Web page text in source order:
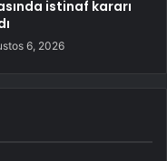
istinaf kararı
6, 2026